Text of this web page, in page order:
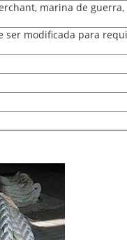
marina de guerra,
ser modificada para